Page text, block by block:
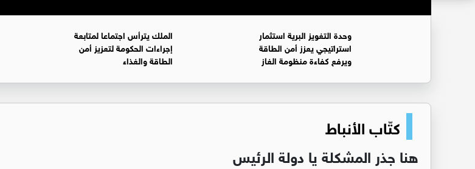
وحدة التغويز البرية استثمار
استراتيجي يعزز أمن الطاقة
ويرفع كفاءة منظومة الغاز
الملك يترأس اجتماعا لمتابعة
إجراءات الحكومة لتعزيز أمن
الطاقة والغذاء
كتّاب الأنباط
هنا جذر المشكلة يا دولة الرئيس